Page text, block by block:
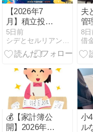
【2026年7
月】積立投資
で資産運用 前
月比マイナス
34万円！どう
ってたから減
ってビックリ
5日前
シデとセルリアンの節約blog
夫
管
が｡
8日
💰【家計簿公
開】2026年7
小
ル